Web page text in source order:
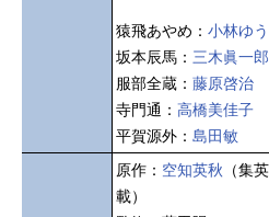
猿飛あやめ： 小林ゆう
坂本辰馬： 三木眞一郎
服部全蔵： 藤原啓治
寺門通： 高橋美佳子
平賀源外： 島田敏
原作： 空知英秋 （集
載）